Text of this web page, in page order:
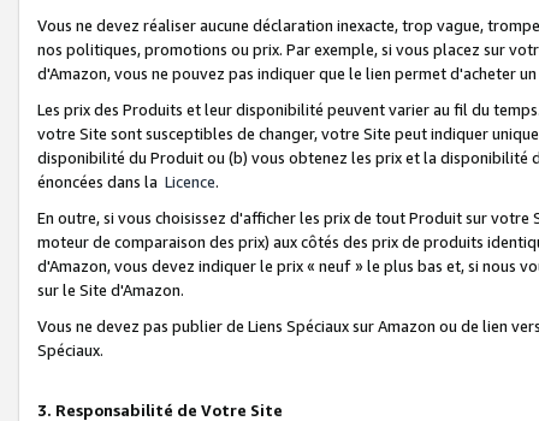
Vous ne devez réaliser aucune déclaration inexacte, trop vague,
nos politiques, promotions ou prix. Par exemple, si vous placez sur
d'Amazon, vous ne pouvez pas indiquer que le lien permet d'acheter
Les prix des Produits et leur disponibilité peuvent varier au fil du
votre Site sont susceptibles de changer, votre Site peut indiquer
disponibilité du Produit ou (b) vous obtenez les prix et la disponibilité
énoncées dans la Licence.
En outre, si vous choisissez d'afficher les prix de tout Produit sur
moteur de comparaison des prix) aux côtés des prix de produits
d'Amazon, vous devez indiquer le prix « neuf » le plus bas et, si nous
sur le Site d'Amazon.
Vous ne devez pas publier de Liens Spéciaux sur Amazon ou de lien
Spéciaux.
3. Responsabilité de Votre Site